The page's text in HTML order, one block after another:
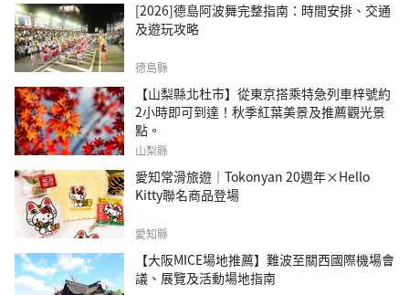
[2026]德島阿波舞完整指南：時間安排、交通
及遊玩攻略
德島縣
【山梨縣北杜市】從東京搭乘特急列車梓號約
2小時即可到達！秋季紅葉美景及推薦觀光景
點。
山梨縣
愛知常滑旅遊｜Tokonyan 20週年×Hello
Kitty聯名商品登場
愛知縣
【大阪MICE場地推薦】難波至關西國際機場會
議、展覽及活動場地指南